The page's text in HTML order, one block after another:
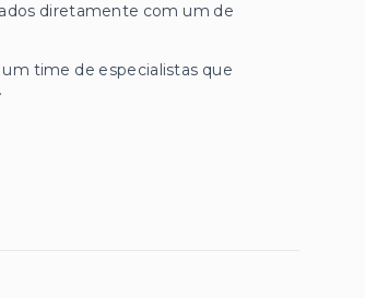
diretamente com um de
time de especialistas que